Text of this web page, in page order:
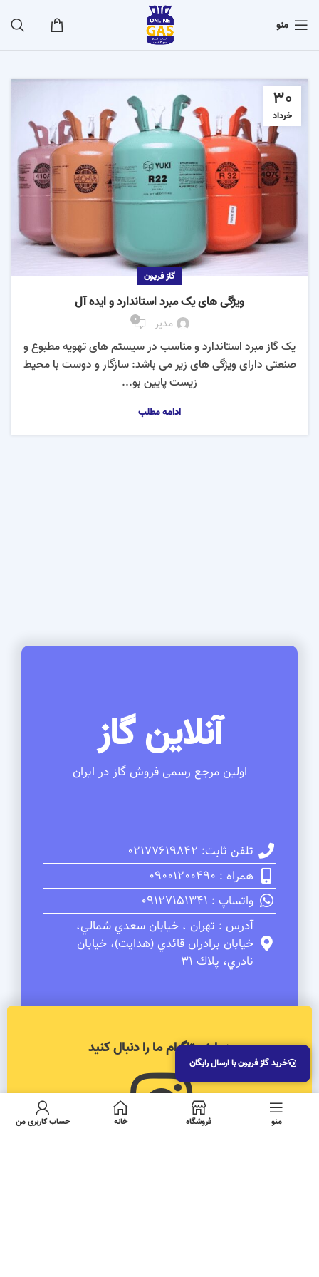
منو
30
خرداد
گاز فریون
ویژگی های یک مبرد استاندارد و ایده آل
مدیر 0
یک گاز مبرد استاندارد و مناسب در سیستم های تهویه مطبوع و
صنعتی دارای ویژگی های زیر می باشد: سازگار و دوست با محیط
زیست پایین بو...
ادامه مطلب
آنلاین گاز
اولین مرجع رسمی فروش گاز در ایران
تلفن ثابت: 02177619842
همراه : 09001200490
واتساپ : 09127151341
آدرس : تهران ، خيابان سعدي شمالي،
خيابان برادران قائدي (هدايت)، خيابان
نادري، پلاك 31
در اینستاگرام ما را دنبال کنید
خرید گاز فریون با ارسال رایگان
منو فروشگاه خانه حساب کاربری من